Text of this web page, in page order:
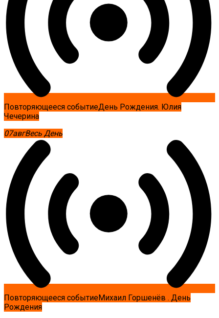
Повторяющееся событиеДень Рождения. Юлия
Чечерина
07авгВесь День
Повторяющееся событиеМихаил Горшенёв . День
Рождения